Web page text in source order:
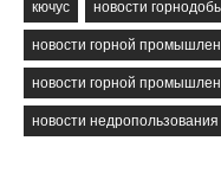
кючус новости
новости горной
новости горной
новости недропользования